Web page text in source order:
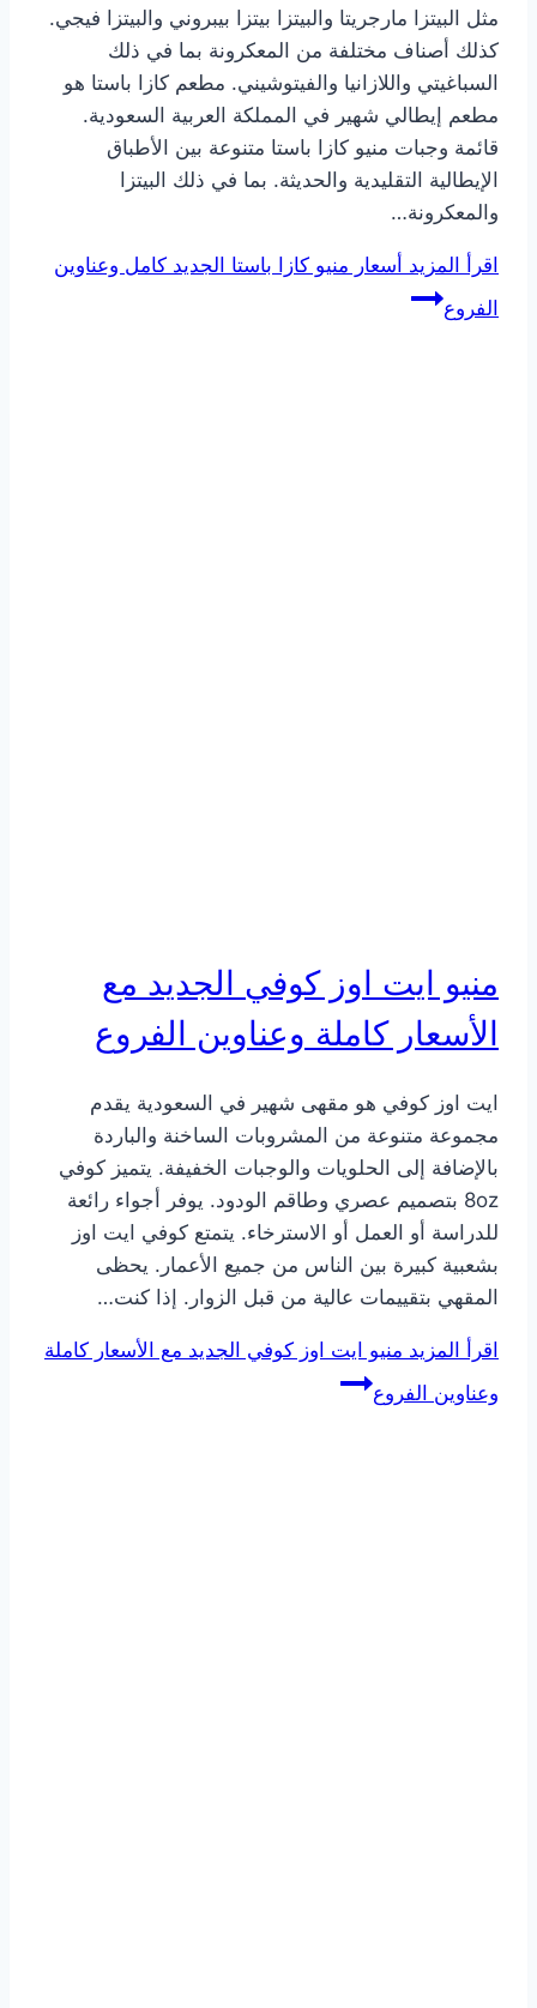
مثل البيتزا مارجريتا والبيتزا بيتزا بيبروني والبيتزا فيجي.
كذلك أصناف مختلفة من المعكرونة بما في ذلك
السباغيتي واللازانيا والفيتوشيني. مطعم كازا باستا هو
مطعم إيطالي شهير في المملكة العربية السعودية.
قائمة وجبات منيو كازا باستا متنوعة بين الأطباق
الإيطالية التقليدية والحديثة. بما في ذلك البيتزا
والمعكرونة…
اقرأ المزيد أسعار منيو كازا باستا الجديد كامل وعناوين
الفروع
منيو ايت اوز كوفي الجديد مع
الأسعار كاملة وعناوين الفروع
ايت اوز كوفي هو مقهى شهير في السعودية يقدم
مجموعة متنوعة من المشروبات الساخنة والباردة
بالإضافة إلى الحلويات والوجبات الخفيفة. يتميز كوفي
8oz بتصميم عصري وطاقم الودود. يوفر أجواء رائعة
للدراسة أو العمل أو الاسترخاء. يتمتع كوفي ايت اوز
بشعبية كبيرة بين الناس من جميع الأعمار. يحظى
المقهي بتقييمات عالية من قبل الزوار. إذا كنت…
اقرأ المزيد منيو ايت اوز كوفي الجديد مع الأسعار كاملة
وعناوين الفروع